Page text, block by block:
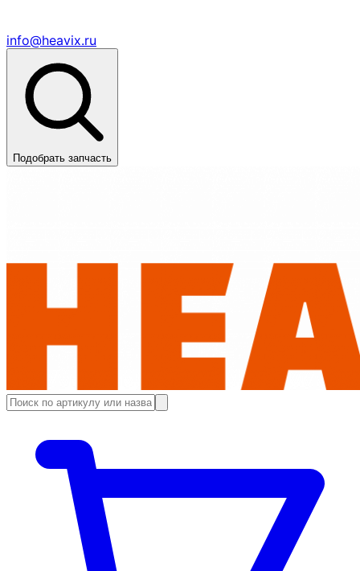
info@heavix.ru
Подобрать запчасть